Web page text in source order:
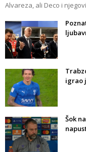
Alvareza, ali Deco i
igrao
Šok